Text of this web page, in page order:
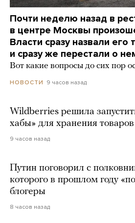
Почти неделю назад в
в центре Москвы
Власти сразу назвали его
и сразу же перестали о
Вот какие вопросы до сих пор
НОВОСТИ 9 часов назад
Wildberries решила
хабы» для хранения товаров
9 часов назад
Путин поговорил с
которого в прошлом году
блогеры
8 часов назад